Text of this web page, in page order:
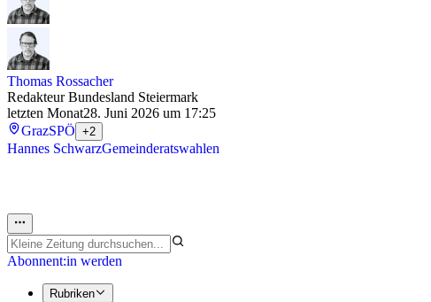
Thomas Rossacher
Redakteur Bundesland Steiermark
letzten Monat28. Juni 2026 um 17:25
GrazSPÖ +2
Hannes SchwarzGemeinderatswahlen
Abonnent:in werden
Rubriken